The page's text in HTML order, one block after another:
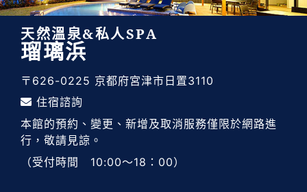
天然溫泉&私人SPA
瑠璃浜
〒626-0225 京都府宮津市日置3110
住宿諮詢
本館的預約、變更、新增及取消服務僅限於網路進
行，敬請見諒。
（受付時間 10:00～18：00）